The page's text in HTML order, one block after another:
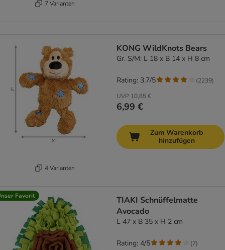
7 Varianten
4 Varianten
KONG WildKnots Bears
Gr. S/M: L 18 x B 14 x H 8 cm
UVP 10,85 €
6,99 €
Rating: 3.7/5 (2239)
Zum Warenkorb
hinzufügen
Favorit
TIAKI Schnüffelmatte
Avocado
L 47 x B 35 x H 2 cm
Rating: 4/5 (7)